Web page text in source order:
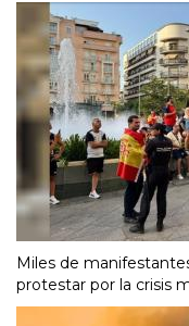
Miles de
protestar por la crisis